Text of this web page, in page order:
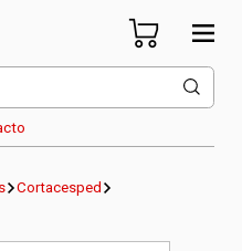
Cortacesped